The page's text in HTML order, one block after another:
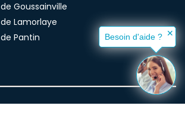
Goussainville
Lamorlaye
Pantin
Besoin d'aide ? ✕